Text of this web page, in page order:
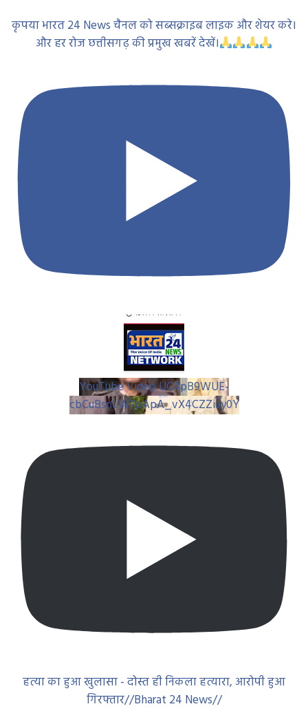
कृपया भारत 24 News चैनल को सब्सक्राइब लाइक और शेयर करे।
और हर रोज छत्तीसगढ़ की प्रमुख खबरें देखें।
YouTube Video UC4pB9WUE-
cbCuBsnLW7pApA_vX4CZZiay0Y
हत्या का हुआ खुलासा - दोस्त ही निकला हत्यारा, आरोपी हुआ
गिरफ्तार//Bharat 24 News//